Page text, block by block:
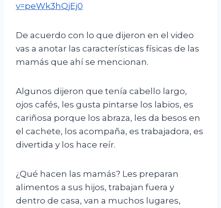
v=peWk3hQjEj0
De acuerdo con lo que dijeron en el video
vas a anotar las características físicas de las
mamás que ahí se mencionan.
Algunos dijeron que tenía cabello largo,
ojos cafés, les gusta pintarse los labios, es
cariñosa porque los abraza, les da besos en
el cachete, los acompaña, es trabajadora, es
divertida y los hace reír.
¿Qué hacen las mamás? Les preparan
alimentos a sus hijos, trabajan fuera y
dentro de casa, van a muchos lugares,